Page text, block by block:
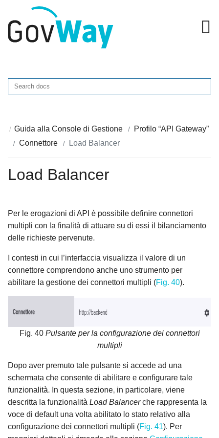

Guida alla Console di Gestione
Profilo “API Gateway”
Connettore
Load Balancer
Load Balancer
Per le erogazioni di API è possibile definire connettori
multipli con la finalità di attuare su di essi il bilanciamento
delle richieste pervenute.
I contesti in cui l’interfaccia visualizza il valore di un
connettore comprendono anche uno strumento per
abilitare la gestione dei connettori multipli (Fig. 40).
Fig. 40 Pulsante per la configurazione dei connettori
multipli
Dopo aver premuto tale pulsante si accede ad una
schermata che consente di abilitare e configurare tale
funzionalità. In questa sezione, in particolare, viene
descritta la funzionalità Load Balancerche rappresenta la
voce di default una volta abilitato lo stato relativo alla
configurazione dei connettori multipli (Fig. 41). Per